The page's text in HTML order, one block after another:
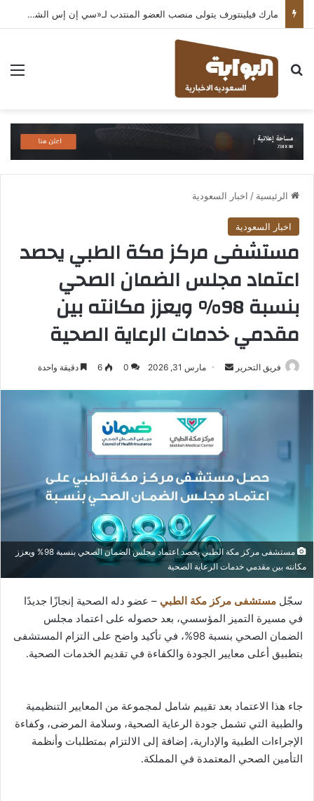
مارك فيلينتورف يتولى منصب العضو المنتدب لـ«سي إن إس الشرق الأوسط» ويشرف على شركات قطاع التكنولوجيا ضمن مجموعة غباش
بحث عن
الرئيسية / اخبار السعودية
اخبار السعودية
مستشفى مركز مكة الطبي يحصد
اعتماد مجلس الضمان الصحي
بنسبة 98% ويعزز مكانته بين
مقدمي خدمات الرعاية الصحية
فريق التحرير
أرسل مارس 31, 2026 0
6 دقيقة واحدة
مستشفى مركز مكة الطبي يحصد اعتماد مجلس الضمان الصحي بنسبة 98% ويعزز
مكانته بين مقدمي خدمات الرعاية الصحية
سجّل مستشفى مركز مكة الطبي – عضو دله الصحية إنجازًا جديدًا
في مسيرة التميز المؤسسي، بعد حصوله على اعتماد مجلس
الضمان الصحي بنسبة 98%، في تأكيد واضح على التزام المستشفى
بتطبيق أعلى معايير الجودة والكفاءة في تقديم الخدمات الصحية.
جاء هذا الاعتماد بعد تقييم شامل لمجموعة من المعايير التنظيمية
والطبية التي تشمل جودة الرعاية الصحية، وسلامة المرضى، وكفاءة
الإجراءات الطبية والإدارية، إضافة إلى الالتزام بمتطلبات وأنظمة
التأمين الصحي المعتمدة في المملكة.